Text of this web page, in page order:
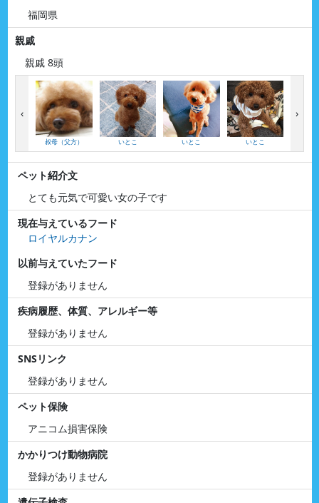
福岡県
親戚
親戚 8頭
叔母（父方） いとこ いとこ いとこ
‹ ›
ペット紹介文
とても元気で可愛い女の子です
現在与えているフード
ロイヤルカナン
以前与えていたフード
登録がありません
疾病履歴、体質、アレルギー等
登録がありません
SNSリンク
登録がありません
ペット保険
アニコム損害保険
かかりつけ動物病院
登録がありません